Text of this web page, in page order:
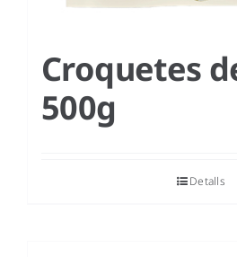
Croquetes
500g
Detalls